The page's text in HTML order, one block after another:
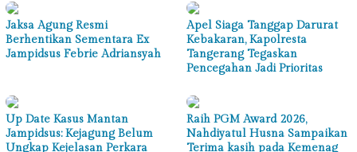
Jaksa Agung Resmi
Berhentikan Sementara Ex
Jampidsus Febrie Adriansyah
Apel Siaga Tanggap Darurat
Kebakaran, Kapolresta
Tangerang Tegaskan
Pencegahan Jadi Prioritas
Up Date Kasus Mantan
Jampidsus: Kejagung Belum
Ungkap Kejelasan Perkara
Raih PGM Award 2026,
Nahdiyatul Husna Sampaikan
Terima kasih pada Kemenag